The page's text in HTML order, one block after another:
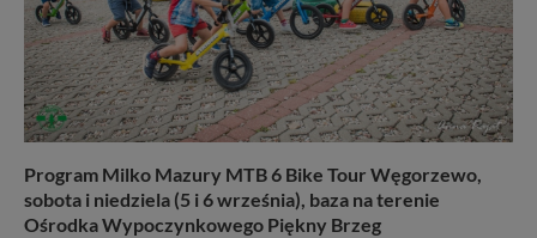
Program Milko Mazury MTB 6 Bike Tour Węgorzewo,
sobota i niedziela (5 i 6 września), baza na terenie
Ośrodka Wypoczynkowego Piękny Brzeg